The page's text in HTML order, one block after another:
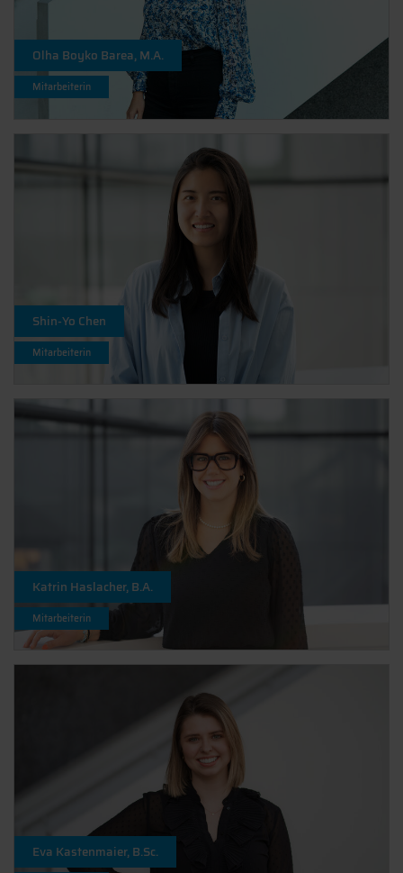
Olha Boyko Barea, M.A.
Mitarbeiterin
Shin-Yo Chen
Mitarbeiterin
Katrin Haslacher, B.A.
Mitarbeiterin
Eva Kastenmaier, B.Sc.